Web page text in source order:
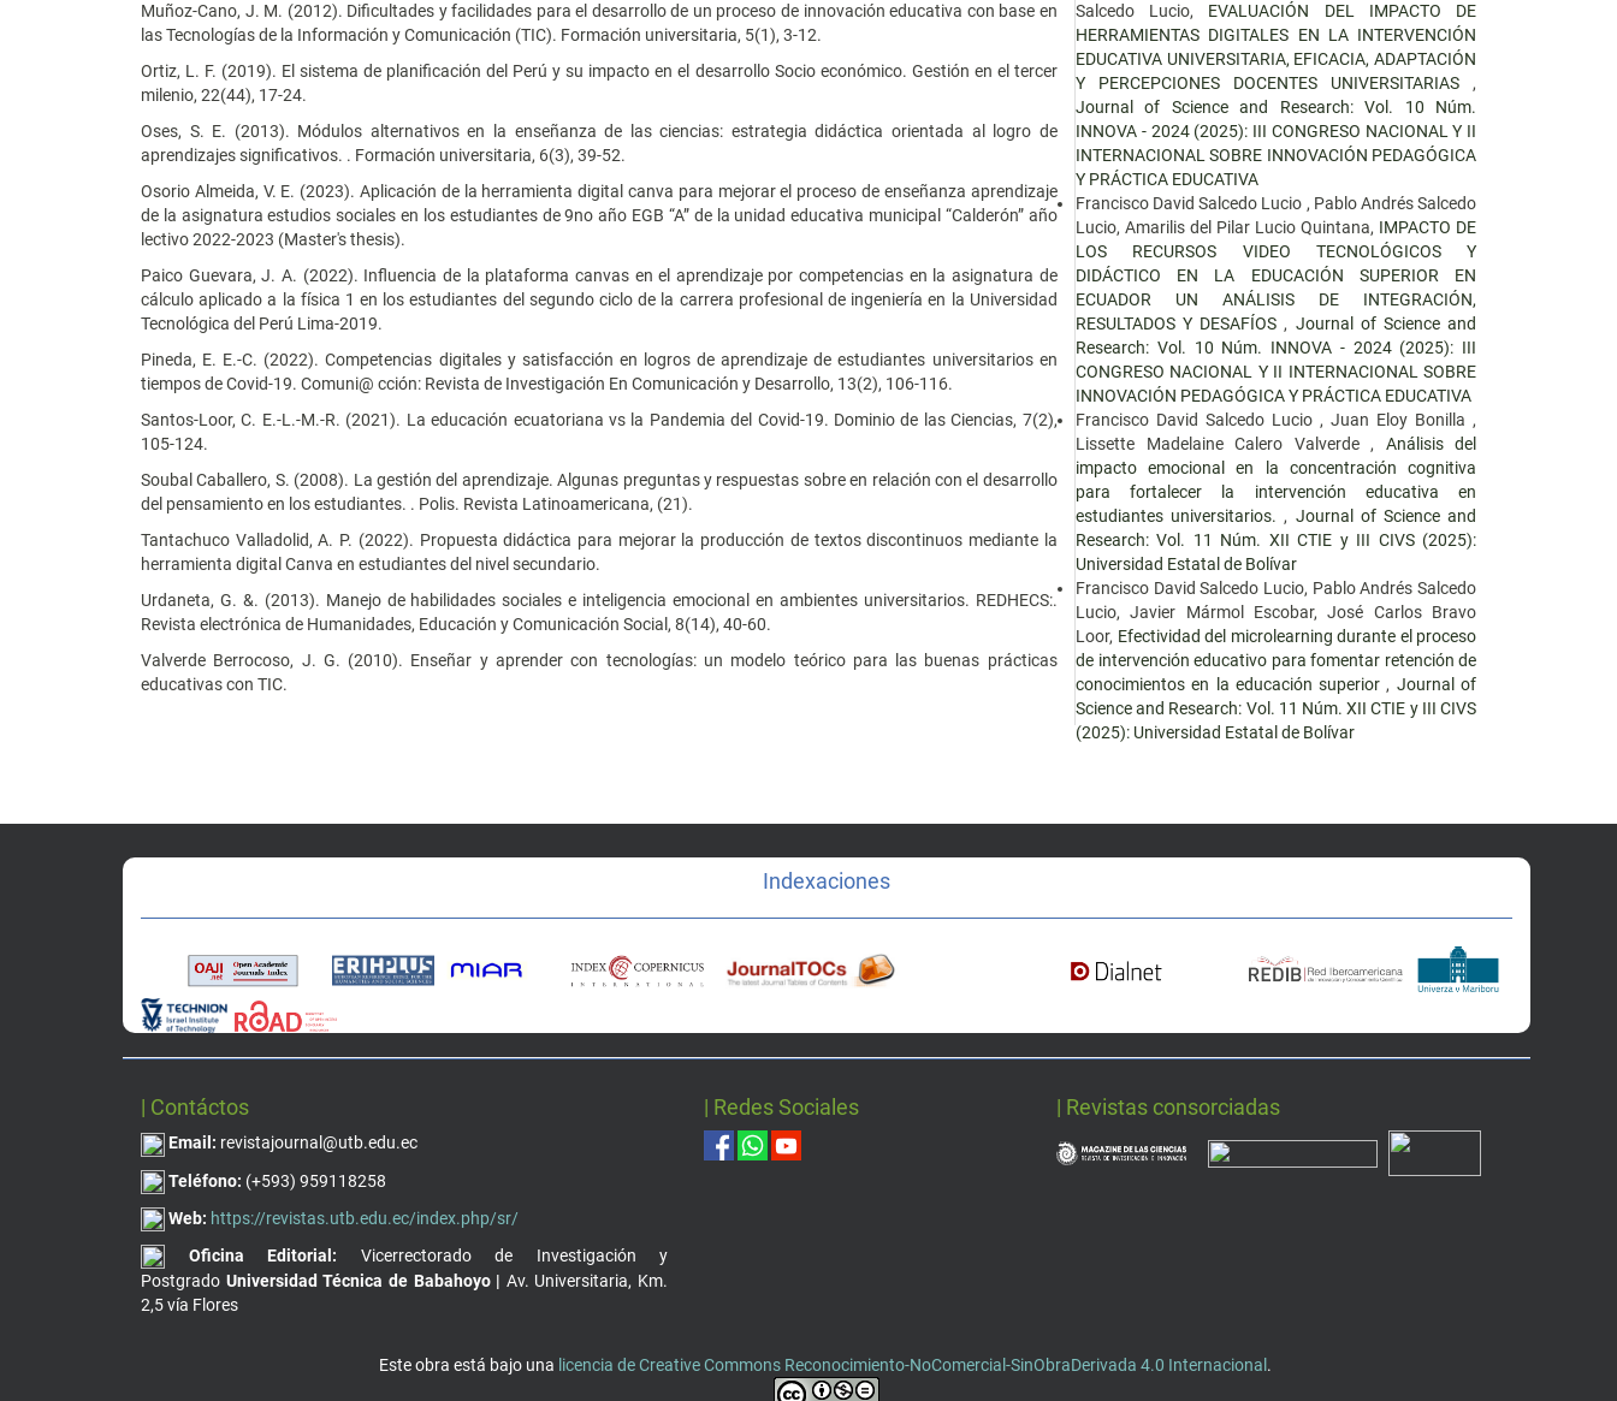
Muñoz-Cano, J. M. (2012). Dificultades y facilidades para el desarrollo de un proceso de innovación educativa con base en
las Tecnologías de la Información y Comunicación (TIC). Formación universitaria, 5(1), 3-12.
Ortiz, L. F. (2019). El sistema de planificación del Perú y su impacto en el desarrollo Socio económico. Gestión en el tercer
milenio, 22(44), 17-24.
Oses, S. E. (2013). Módulos alternativos en la enseñanza de las ciencias: estrategia didáctica orientada al logro de
aprendizajes significativos. . Formación universitaria, 6(3), 39-52.
Osorio Almeida, V. E. (2023). Aplicación de la herramienta digital canva para mejorar el proceso de enseñanza aprendizaje
de la asignatura estudios sociales en los estudiantes de 9no año EGB “A” de la unidad educativa municipal “Calderón” año
lectivo 2022-2023 (Master's thesis).
Paico Guevara, J. A. (2022). Influencia de la plataforma canvas en el aprendizaje por competencias en la asignatura de
cálculo aplicado a la física 1 en los estudiantes del segundo ciclo de la carrera profesional de ingeniería en la Universidad
Tecnológica del Perú Lima-2019.
Pineda, E. E.-C. (2022). Competencias digitales y satisfacción en logros de aprendizaje de estudiantes universitarios en
tiempos de Covid-19. Comuni@ cción: Revista de Investigación En Comunicación y Desarrollo, 13(2), 106-116.
Santos-Loor, C. E.-L.-M.-R. (2021). La educación ecuatoriana vs la Pandemia del Covid-19. Dominio de las Ciencias, 7(2),
105-124.
Soubal Caballero, S. (2008). La gestión del aprendizaje. Algunas preguntas y respuestas sobre en relación con el desarrollo
del pensamiento en los estudiantes. . Polis. Revista Latinoamericana, (21).
Tantachuco Valladolid, A. P. (2022). Propuesta didáctica para mejorar la producción de textos discontinuos mediante la
herramienta digital Canva en estudiantes del nivel secundario.
Urdaneta, G. &. (2013). Manejo de habilidades sociales e inteligencia emocional en ambientes universitarios. REDHECS:.
Revista electrónica de Humanidades, Educación y Comunicación Social, 8(14), 40-60.
Valverde Berrocoso, J. G. (2010). Enseñar y aprender con tecnologías: un modelo teórico para las buenas prácticas
educativas con TIC.
Salcedo Lucio, EVALUACIÓN DEL IMPACTO DE
HERRAMIENTAS DIGITALES EN LA INTERVENCIÓN
EDUCATIVA UNIVERSITARIA, EFICACIA, ADAPTACIÓN
Y PERCEPCIONES DOCENTES UNIVERSITARIAS ,
Journal of Science and Research: Vol. 10 Núm.
INNOVA - 2024 (2025): III CONGRESO NACIONAL Y II
INTERNACIONAL SOBRE INNOVACIÓN PEDAGÓGICA
Y PRÁCTICA EDUCATIVA
Francisco David Salcedo Lucio , Pablo Andrés Salcedo
Lucio, Amarilis del Pilar Lucio Quintana, IMPACTO DE
LOS RECURSOS VIDEO TECNOLÓGICOS Y
DIDÁCTICO EN LA EDUCACIÓN SUPERIOR EN
ECUADOR UN ANÁLISIS DE INTEGRACIÓN,
RESULTADOS Y DESAFÍOS, Journal of Science and
Research: Vol. 10 Núm. INNOVA - 2024 (2025): III
CONGRESO NACIONAL Y II INTERNACIONAL SOBRE
INNOVACIÓN PEDAGÓGICA Y PRÁCTICA EDUCATIVA
Francisco David Salcedo Lucio , Juan Eloy Bonilla ,
Lissette Madelaine Calero Valverde , Análisis del
impacto emocional en la concentración cognitiva
para fortalecer la intervención educativa en
estudiantes universitarios., Journal of Science and
Research: Vol. 11 Núm. XII CTIE y III CIVS (2025):
Universidad Estatal de Bolívar
Francisco David Salcedo Lucio, Pablo Andrés Salcedo
Lucio, Javier Mármol Escobar, José Carlos Bravo
Loor, Efectividad del microlearning durante el proceso
de intervención educativo para fomentar retención de
conocimientos en la educación superior, Journal of
Science and Research: Vol. 11 Núm. XII CTIE y III CIVS
(2025): Universidad Estatal de Bolívar
Indexaciones
| Contáctos
Email: revistajournal@utb.edu.ec
Teléfono: (+593) 959118258
Web: https://revistas.utb.edu.ec/index.php/sr/
Oficina Editorial: Vicerrectorado de Investigación y
Postgrado Universidad Técnica de Babahoyo | Av. Universitaria, Km.
2,5 vía Flores
| Redes Sociales | Revistas consorciadas
Este obra está bajo una licencia de Creative Commons Reconocimiento-NoComercial-SinObraDerivada 4.0 Internacional .